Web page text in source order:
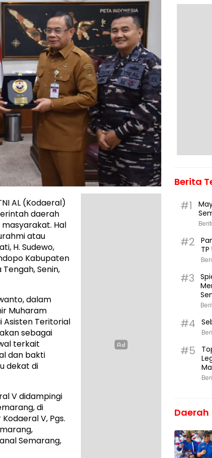
AL (Kodaeral)
daerah
Hal
atau
H. Sudewo,
Kabupaten
Senin,
dalam
Muharam
Asisten Teritorial
sebagai
terkait
dan bakti
dekat di
V didampingi
di
V, Pgs.
Semarang,
Berita
#1
#2
#3
#4
#5
Daerah